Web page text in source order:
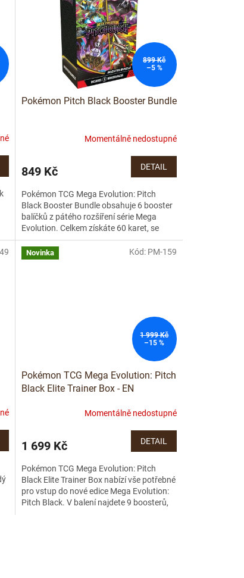
899 Kč
–5 %
Pokémon Pitch Black Booster Bundle
Momentálně nedostupné
849 Kč DETAIL
Pokémon TCG Mega Evolution: Pitch
Black Booster Bundle obsahuje 6 booster
balíčků z pátého rozšíření série Mega
Evolution. Celkem získáte 60 karet, se
kterými můžete rozšířit...
Novinka
1 999 Kč
–15 %
Pokémon TCG Mega Evolution: Pitch
Black Elite Trainer Box - EN
Momentálně nedostupné
1 699 Kč DETAIL
Pokémon TCG Mega Evolution: Pitch
Black Elite Trainer Box nabízí vše potřebné
pro vstup do nové edice Mega Evolution:
Pitch Black. V balení najdete 9 boosterů,
Kód: PM-159